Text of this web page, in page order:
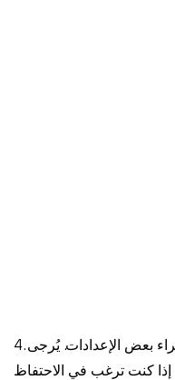
4. عند اكتمال النقل، اتبع التعليمات لإجراء بعض الإعدادات. يُرجى
إذا كنت ترغب في الاحتفاظ